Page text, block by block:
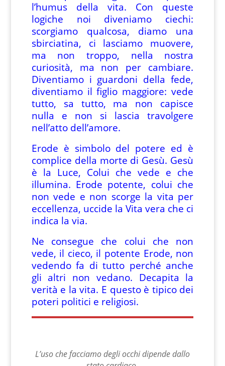
l’humus della vita. Con queste
logiche noi diveniamo ciechi:
scorgiamo qualcosa, diamo una
sbirciatina, ci lasciamo muovere,
ma non troppo, nella nostra
curiosità, ma non per cambiare.
Diventiamo i guardoni della fede,
diventiamo il figlio maggiore: vede
tutto, sa tutto, ma non capisce
nulla e non si lascia travolgere
nell’atto dell’amore.
Erode è simbolo del potere ed è
complice della morte di Gesù. Gesù
è la Luce, Colui che vede e che
illumina. Erode potente, colui che
non vede e non scorge la vita per
eccellenza, uccide la Vita vera che ci
indica la via.
Ne consegue che colui che non
vede, il cieco, il potente Erode, non
vedendo fa di tutto perché anche
gli altri non vedano. Decapita la
verità e la vita. E questo è tipico dei
poteri politici e religiosi.
L’uso che facciamo degli occhi dipende dallo